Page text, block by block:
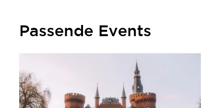
Passende Events